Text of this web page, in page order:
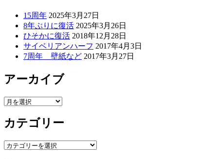
15周年 2025年3月27日
8年ぶりに復活 2025年3月26日
ひそかに復活 2018年12月28日
サイベリアンハーフ 2017年4月3日
7周年 壁紙など 2017年3月27日
アーカイブ
ア
カ
ブ
カテゴリー
カ